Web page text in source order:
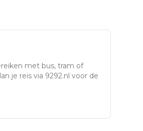
met bus, tram of
je reis via 9292.nl voor de